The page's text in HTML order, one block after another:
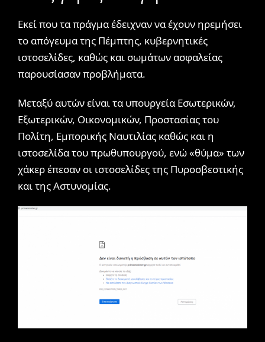
Εκεί που τα πράγμα έδειχναν να έχουν ηρεμήσει
το απόγευμα της Πέμπτης, κυβερνητικές
ιστοσελίδες, καθώς και σωμάτων ασφαλείας
παρουσίασαν προβλήματα.
Μεταξύ αυτών είναι τα υπουργεία Εσωτερικών,
Εξωτερικών, Οικονομικών, Προστασίας του
Πολίτη, Εμπορικής Ναυτιλίας καθώς και η
ιστοσελίδα του πρωθυπουργού, ενώ «θύμα» των
χάκερ έπεσαν οι ιστοσελίδες της Πυροσβεστικής
και της Αστυνομίας.